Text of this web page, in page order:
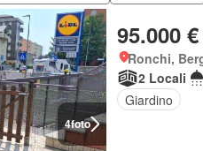
4foto
95.000 €
Ronchi,
2 Locali
Giardino